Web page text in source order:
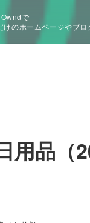
で
けのホームページやブロ
用品